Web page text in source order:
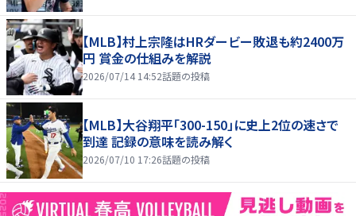
【MLB】村上宗隆はHRダービー敗退も約2400万
円 賞金の仕組みを解説
2026/07/14 14:52話題の投稿
【MLB】大谷翔平「300-150」に史上2位の速さで
到達 記録の意味を読み解く
2026/07/10 17:26話題の投稿